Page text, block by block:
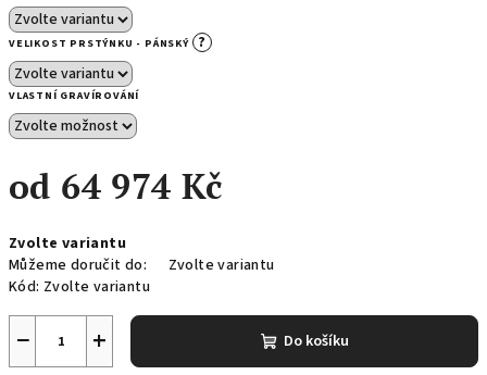
VELIKOST PRSTÝNKU - PÁNSKÝ ?
VLASTNÍ GRAVÍROVÁNÍ
od 64 974 Kč
cena:
Zvolte variantu
Můžeme doručit do:
Zvolte variantu
Kód: Zvolte variantu
+
− Do košíku